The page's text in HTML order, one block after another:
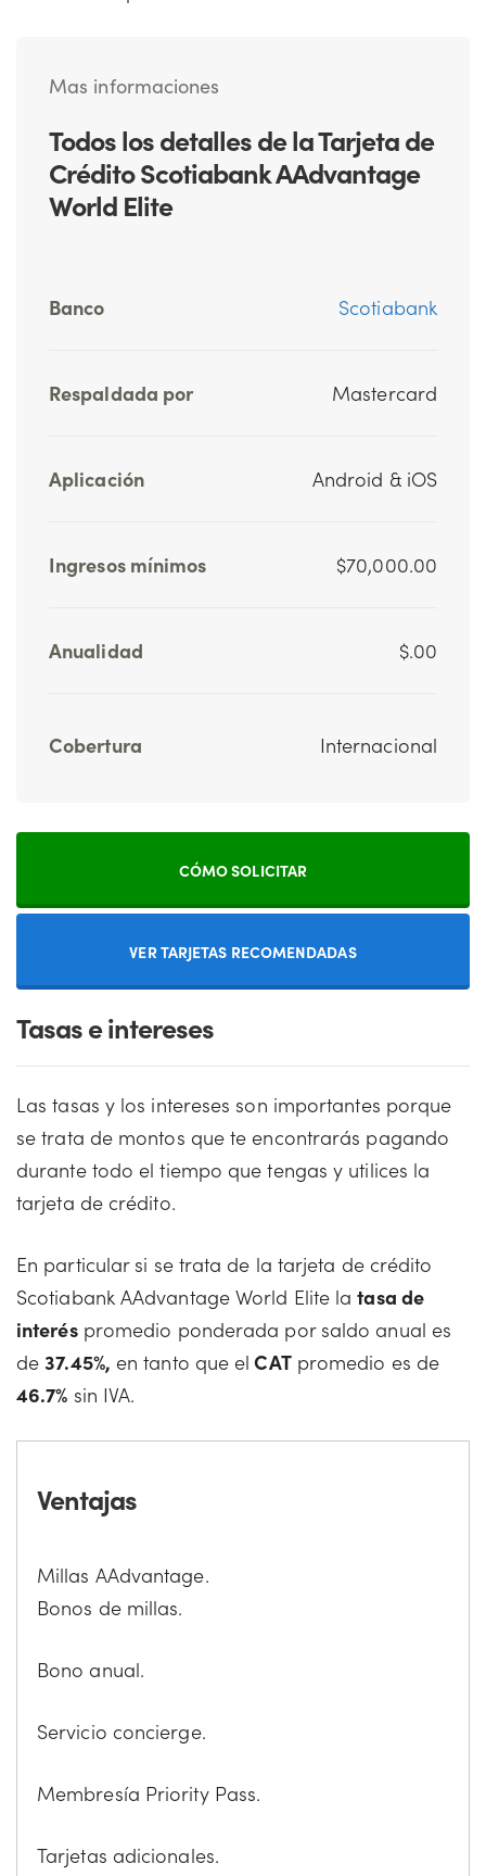
Mas informaciones
Todos los detalles de la Tarjeta de
Crédito Scotiabank AAdvantage
World Elite
Banco Scotiabank
Respaldada por Mastercard
Aplicación Android & iOS
Ingresos mínimos $70,000.00
Anualidad $.00
Cobertura Internacional
CÓMO SOLICITAR
VER TARJETAS RECOMENDADAS
Tasas e intereses
Las tasas y los intereses son importantes porque
se trata de montos que te encontrarás pagando
durante todo el tiempo que tengas y utilices la
tarjeta de crédito.
En particular si se trata de la tarjeta de crédito
Scotiabank AAdvantage World Elite latasa de
interéspromedio ponderada por saldo anual es
de37.45%, en tanto que el CATpromedio es de
46.7% sin IVA.
Ventajas
Millas AAdvantage.
Bonos de millas.
Bono anual.
Servicio concierge.
Membresía Priority Pass.
Tarjetas adicionales.